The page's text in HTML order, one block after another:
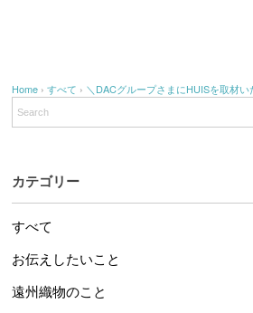
Home ›すべて › ＼DACグループさまにHUISを取材い
カテゴリー
すべて
お伝えしたいこと
遠州織物のこと